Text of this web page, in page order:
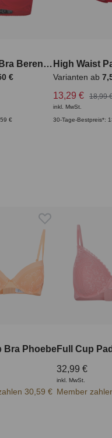
von 5 Sternen
Light Padded Bra Berenice
€
€
Varianten ab
13,29 € 18,99
inkl. MwSt.
30-Tage-Bestpreis*:
Bra Phoebe
30,59 €
32,99 €
inkl. MwSt.
Member